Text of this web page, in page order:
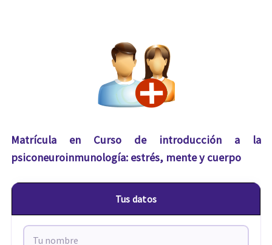
Matrícula en Curso de introducción a la
psiconeuroinmunología: estrés, mente y cuerpo
Tus datos